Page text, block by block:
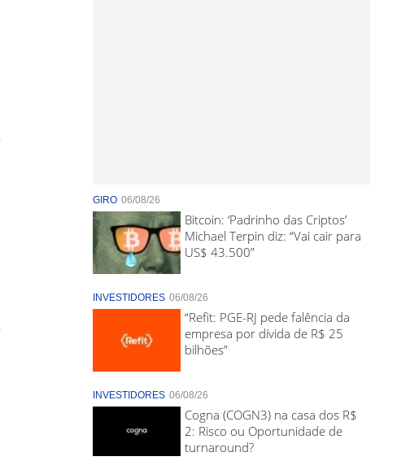
GIRO 06/08/26
Bitcoin: ‘Padrinho das Criptos’
Michael Terpin diz: “Vai cair para
US$ 43.500”
INVESTIDORES 06/08/26
“Refit: PGE-RJ pede falência da
empresa por dívida de R$ 25
bilhões”
INVESTIDORES 06/08/26
Cogna (COGN3) na casa dos R$
2: Risco ou Oportunidade de
turnaround?